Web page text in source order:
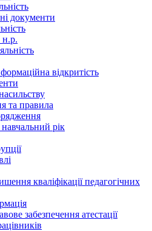
документи
н.р.
відкритість
та правила
рік
кваліфікації педагогічних
забезпечення атестації